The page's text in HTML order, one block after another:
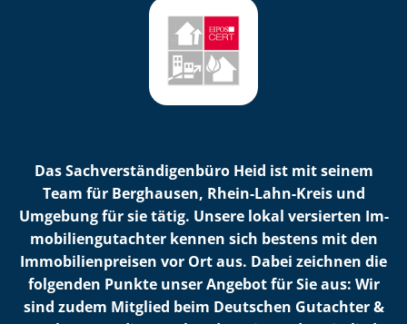
Das Sach­ver­stän­di­gen­bü­ro Heid ist mit seinem
Team für Berghausen, Rhein-Lahn-Kreis und
Umgebung für sie tätig. Unsere lokal versierten Im­
mo­bi­li­en­gut­ach­ter kennen sich bestens mit den
Im­mo­bi­li­en­prei­sen vor Ort aus. Dabei zeichnen die
folgenden Punkte unser Angebot für Sie aus: Wir
sind zudem Mitglied beim Deutschen Gutachter &